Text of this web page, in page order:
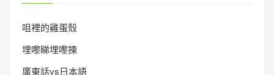
咀裡的雞蛋殼
埋嚟睇埋嚟揀
廣東話vs日本語